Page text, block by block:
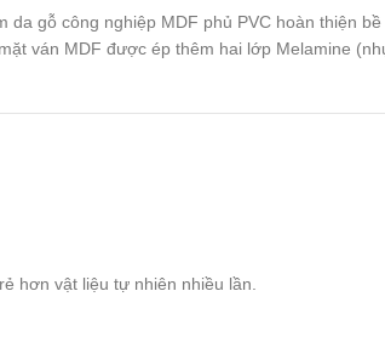
gỗ công nghiệp MDF phủ PVC hoàn thiện bề
ván MDF được ép thêm hai lớp Melamine
hơn vật liệu tự nhiên nhiều lần.